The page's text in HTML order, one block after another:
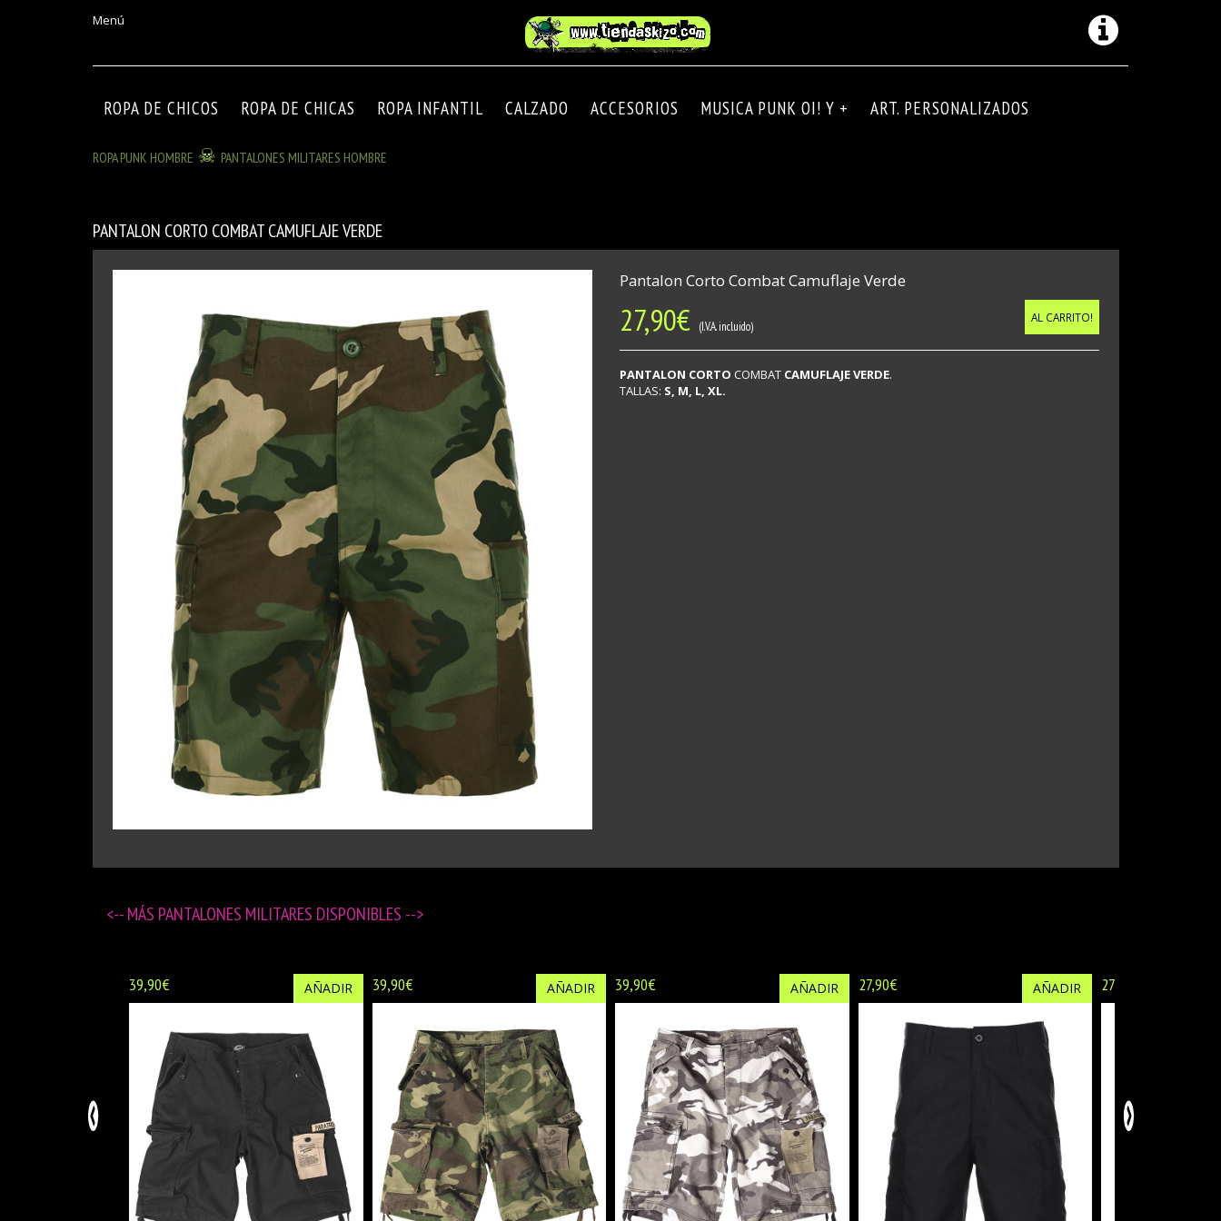
Menú
ROPA DE CHICOS ROPA DE CHICAS ROPA INFANTIL CALZADO ACCESORIOS MUSICA PUNK OI! Y + ART. PERSONALIZADOS
ROPA PUNK HOMBRE PANTALONES MILITARES HOMBRE
PANTALON CORTO COMBAT CAMUFLAJE VERDE
Pantalon Corto Combat Camuflaje Verde
27,90€ (I.V.A. incluido)
AL CARRITO!
PANTALON CORTO COMBAT CAMUFLAJE VERDE.
TALLAS: S, M, L, XL.
<-- MÁS PANTALONES MILITARES DISPONIBLES -->
39,90€ AÑADIR 39,90€ AÑADIR 39,90€ AÑADIR 27,90€ AÑADIR 27,90€